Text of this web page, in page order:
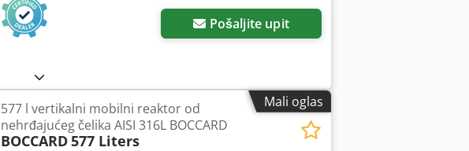
Pošaljite upit
Mali oglas
577 l vertikalni mobilni reaktor od
nehrđajućeg čelika AISI 316L BOCCARD
BOCCARD577 Liters